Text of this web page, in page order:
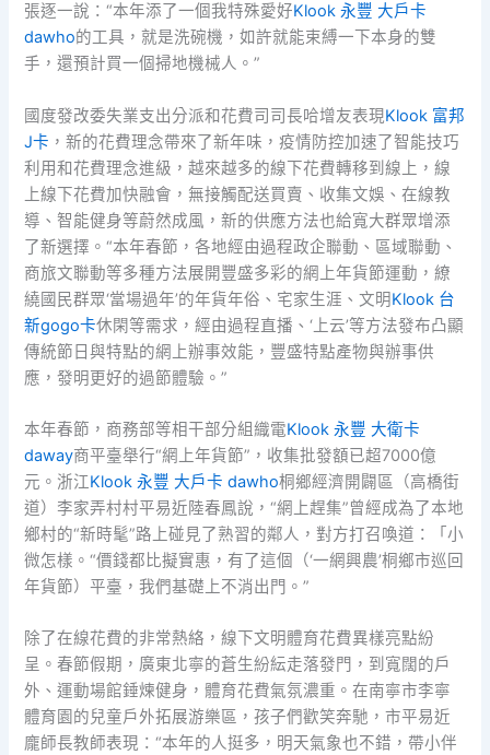
張逐一說：“本年添了一個我特殊愛好Klook 永豐 大戶卡
dawho的工具，就是洗碗機，如許就能束縛一下本身的雙
手，還預計買一個掃地機械人。”
國度發改委失業支出分派和花費司司長哈增友表現Klook 富邦
J卡 ，新的花費理念帶來了新年味，疫情防控加速了智能技巧
利用和花費理念進級，越來越多的線下花費轉移到線上，線
上線下花費加快融會，無接觸配送買賣、收集文娛、在線教
導、智能健身等蔚然成風，新的供應方法也給寬大群眾增添
了新選擇。“本年春節，各地經由過程政企聯動、區域聯動、
商旅文聯動等多種方法展開豐盛多彩的網上年貨節運動，繚
繞國民群眾‘當場過年’的年貨年俗、宅家生涯、文明Klook 台
新gogo卡休閑等需求，經由過程直播、‘上云’等方法發布凸顯
傳統節日與特點的網上辦事效能，豐盛特點產物與辦事供
應，發明更好的過節體驗。”
本年春節，商務部等相干部分組織電Klook 永豐 大衛卡
daway商平臺舉行“網上年貨節”，收集批發額已超7000億
元。浙江Klook 永豐 大戶卡 dawho桐鄉經濟開闢區（高橋街
道）李家弄村村平易近陸春鳳說，“網上趕集”曾經成為了本地
鄉村的“新時髦”路上碰見了熟習的鄰人，對方打召喚道：「小
微怎樣。“價錢都比擬實惠，有了這個（‘一網興農’桐鄉市巡回
年貨節）平臺，我們基礎上不消出門。”
除了在線花費的非常熱絡，線下文明體育花費異樣亮點紛
呈。春節假期，廣東北寧的蒼生紛紜走落發門，到寬闊的戶
外、運動場館錘煉健身，體育花費氣氛濃重。在南寧市李寧
體育園的兒童戶外拓展游樂區，孩子們歡笑奔馳，市平易近
龐師長教師表現：“本年的人挺多，明天氣象也不錯，帶小伴